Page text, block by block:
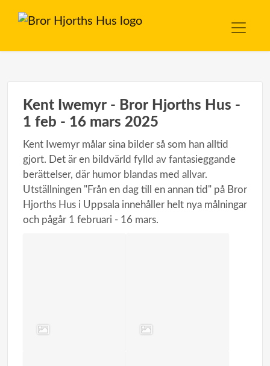
Kent Iwemyr - Bror Hjorths Hus -
1 feb - 16 mars 2025
Kent Iwemyr målar sina bilder så som han alltid
gjort. Det är en bildvärld fylld av fantasieggande
berättelser, där humor blandas med allvar.
Utställningen "Från en dag till en annan tid" på Bror
Hjorths Hus i Uppsala innehåller helt nya målningar
och pågår 1 februari - 16 mars.